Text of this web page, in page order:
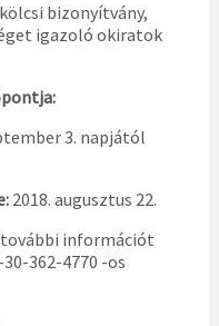
bizonyítvány,
igazoló okiratok
3. napjától
2018. augusztus 22.
információt
362-4770 -os